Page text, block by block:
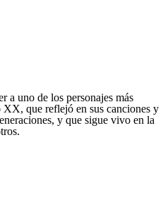
a uno de los personajes más
que reflejó en sus canciones y
y que sigue vivo en la